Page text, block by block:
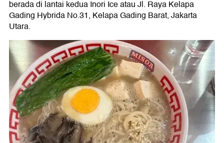
berada di lantai kedua Inori Ice atau Jl. Raya Kelapa
Gading Hybrida No.31, Kelapa Gading Barat, Jakarta
Utara.